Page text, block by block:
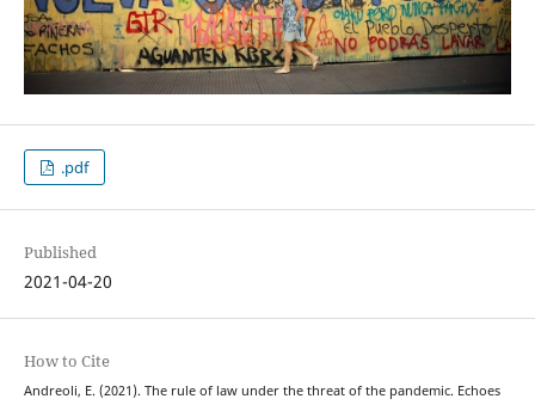
.pdf
Published
2021-04-20
How to Cite
Andreoli, E. (2021). The rule of law under the threat of the pandemic. Echoes